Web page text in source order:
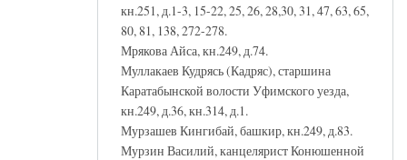
кн.251, д.1-3, 15-22, 25, 26, 28,30, 31, 47, 63, 65,
80, 81, 138, 272-278.
Мрякова Айса, кн.249, д.74.
Муллакаев Кудрясь (Кадряс), старшина
Каратабынской волости Уфимского уезда,
кн.249, д.36, кн.314, д.1.
Мурзашев Кингибай, башкир, кн.249, д.83.
Мурзин Василий, канцелярист Конюшенной